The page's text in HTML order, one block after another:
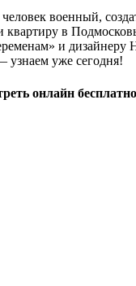
человек военный,
квартиру в
и дизайнеру
узнаем уже сегодня!
онлайн